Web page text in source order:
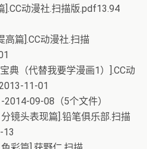
动漫社.扫描版.pdf13.94
高篇].CC动漫社.扫描
典（代替我要学漫画1）].CC动
11-01
09-08（5个文件）
镜头表现篇].铅笔俱乐部.扫描
13